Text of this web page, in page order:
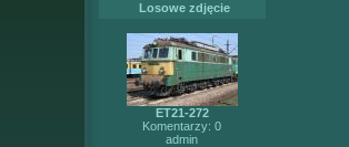
Losowe zdjęcie
ET21-272
Komentarzy: 0
admin